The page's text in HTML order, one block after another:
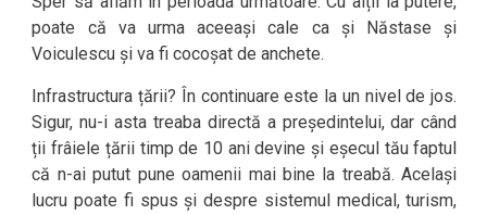
poate că va urma aceeași cale ca și Năstase și
Voiculescu și va fi cocoșat de anchete.
Infrastructura țării? În continuare este la un nivel de jos.
Sigur, nu-i asta treaba directă a președintelui, dar când
ții frâiele țării timp de 10 ani devine și eșecul tău faptul
că n-ai putut pune oamenii mai bine la treabă. Același
lucru poate fi spus și despre sistemul medical, turism,